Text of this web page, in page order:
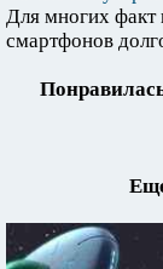
Для многих факт
смартфонов